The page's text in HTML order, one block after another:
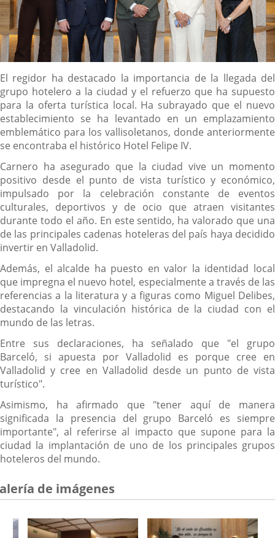
Descripción
El regidor ha destacado la importancia de la llegada del
grupo hotelero a la ciudad y el refuerzo que ha supuesto
para la oferta turística local. Ha subrayado que el nuevo
establecimiento se ha levantado en un emplazamiento
emblemático para los vallisoletanos, donde anteriormente
se encontraba el histórico Hotel Felipe IV.
Carnero ha asegurado que la ciudad vive un momento
positivo desde el punto de vista turístico y económico,
impulsado por la celebración constante de eventos
culturales, deportivos y de ocio que atraen visitantes
durante todo el año. En este sentido, ha valorado que una
de las principales cadenas hoteleras del país haya decidido
invertir en Valladolid.
Además, el alcalde ha puesto en valor la identidad local
que impregna el nuevo hotel, especialmente a través de las
referencias a la literatura y a figuras como Miguel Delibes,
destacando la vinculación histórica de la ciudad con el
mundo de las letras.
Entre sus declaraciones, ha señalado que "el grupo
Barceló, si apuesta por Valladolid es porque cree en
Valladolid y cree en Valladolid desde un punto de vista
turístico".
Asimismo, ha afirmado que "tener aquí de manera
significada la presencia del grupo Barceló es siempre
importante", al referirse al impacto que supone para la
ciudad la implantación de uno de los principales grupos
hoteleros del mundo.
de imágenes